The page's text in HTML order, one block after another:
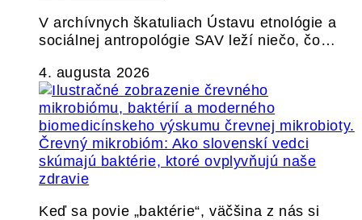
V archívnych škatuliach Ústavu etnológie a
sociálnej antropológie SAV leží niečo, čo…
4. augusta 2026
Črevný mikrobióm: Ako slovenskí vedci
skúmajú baktérie, ktoré ovplyvňujú naše
zdravie
Keď sa povie „baktérie“, väčšina z nás si